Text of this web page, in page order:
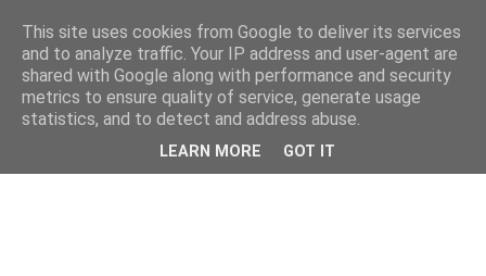
This site uses cookies from Google to deliver its services
and to analyze traffic. Your IP address and user-agent are
shared with Google along with performance and security
metrics to ensure quality of service, generate usage
statistics, and to detect and address abuse.
LEARN MORE GOT IT